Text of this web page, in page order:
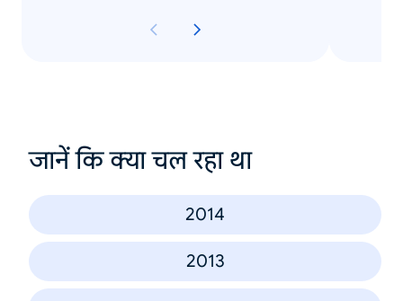
जानें कि क्या चल रहा था
2014
2013